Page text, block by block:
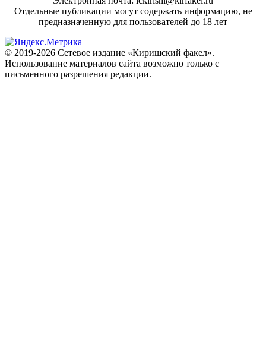
Отдельные публикации могут содержать информацию, не
предназначенную для пользователей до 18 лет
© 2019-2026 Сетевое издание «Киришский факел».
Использование материалов сайта возможно только с
письменного разрешения редакции.